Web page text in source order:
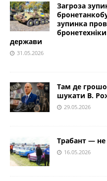
Загроза
зупинка
держави
31.05.2026
Там де
шукати В.
29.05.2026
Трабант — не
16.05.2026